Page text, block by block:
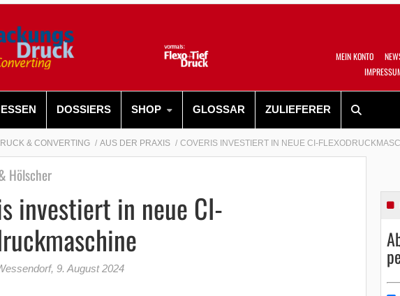
MEIN KONTO
DOSSIERS SHOP GLOSSAR ZULIEFERER
& CONVERTING AUS DER PRAXIS COVERIS INVESTIERT IN NEUE CI-
Hölscher
investiert in neue CI-
, 9. August 2024